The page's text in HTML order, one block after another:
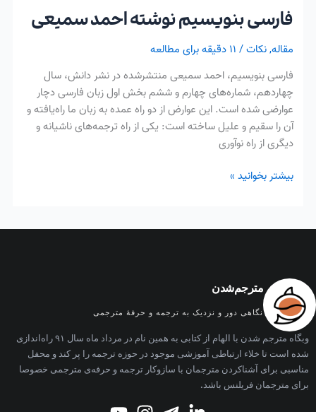
فارسی بنویسیم نوشته احمد سمیعی
مقاله,نکات/ ۱۱ دقیقه برای مطالعه
فارسی بنویسیم، احمد سمیعی منتشرشده در نشر دانش، سال
چهاردهم، شماره‌های چهارم و ششم بخش اول زبان فارسی دچار
عوارضی شده است. این عوارض از دو راه عمده به زبان ما راه‌یافته و
آن را سقیم و علیل ساخته است: یکی از راه ترجمه‌های ناشیانه و
دیگری از راه نوآوری
بیشتر بخوانید »
مترجم‌شدن
نگاهی دور و نزدیک به ترجمه و حرفه‌ٔ مترجمی
وبگاه مترجم شدن با الهام از کتابی به همین نام در مرداد ماه سال ۹۱ راه‌اندازی
شده است تا خلاء ارتباطی آموزشی موجود در حوزه ترجمه را پر کند و محفل
مناسبی برای آشناکردن مترجمان با سازوکار ترجمه و حرفه‌ی مترجمی خصوصا
برای مترجمان فریلنس باشد.